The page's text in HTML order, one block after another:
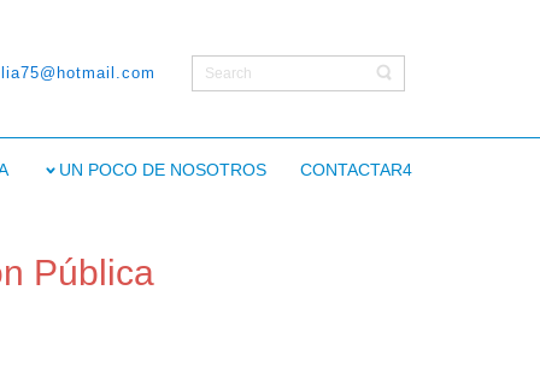
UN POCO DE NOSOTROS CONTACTAR4
Pública